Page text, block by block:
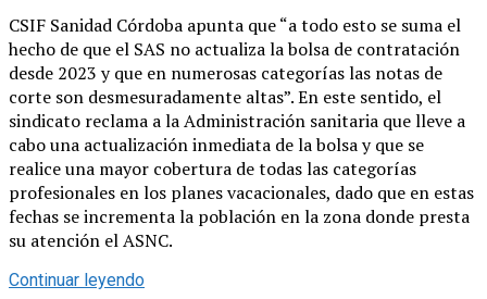
CSIF Sanidad Córdoba apunta que “a todo esto se suma el
hecho de que el SAS no actualiza la bolsa de contratación
desde 2023 y que en numerosas categorías las notas de
corte son desmesuradamente altas”. En este sentido, el
sindicato reclama a la Administración sanitaria que lleve a
cabo una actualización inmediata de la bolsa y que se
realice una mayor cobertura de todas las categorías
profesionales en los planes vacacionales, dado que en estas
fechas se incrementa la población en la zona donde presta
su atención el ASNC.
Continuar leyendo